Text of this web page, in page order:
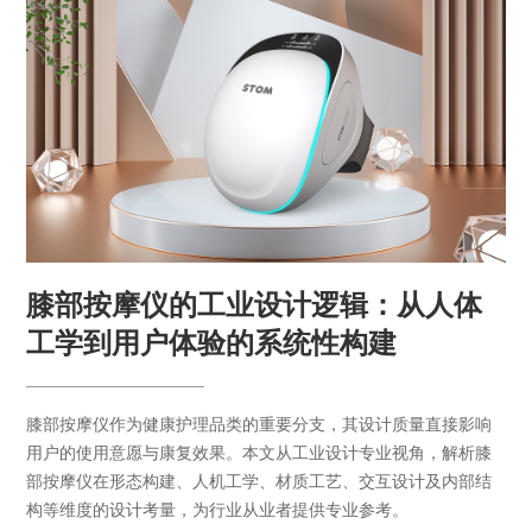
膝部按摩仪的工业设计逻辑：从人体
工学到用户体验的系统性构建
膝部按摩仪作为健康护理品类的重要分支，其设计质量直接影响
用户的使用意愿与康复效果。本文从工业设计专业视角，解析膝
部按摩仪在形态构建、人机工学、材质工艺、交互设计及内部结
构等维度的设计考量，为行业从业者提供专业参考。